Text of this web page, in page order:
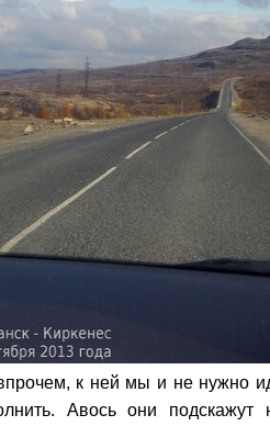
к ней мы и не нужно
Авось они подскажут